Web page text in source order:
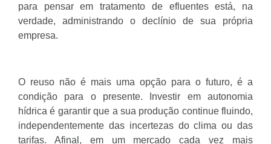
para pensar em tratamento de efluentes está, na
verdade, administrando o declínio de sua própria
empresa.
O reuso não é mais uma opção para o futuro, é a
condição para o presente. Investir em autonomia
hídrica é garantir que a sua produção continue fluindo,
independentemente das incertezas do clima ou das
tarifas. Afinal, em um mercado cada vez mais